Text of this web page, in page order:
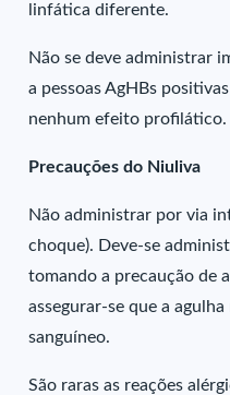
linfática diferente.
Não se deve administrar
a pessoas AgHBs
nenhum efeito profilático.
Precauções do Niuliva
Não administrar por via
choque). Deve-se
tomando a precaução de
assegurar-se que a
sanguíneo.
São raras as reações